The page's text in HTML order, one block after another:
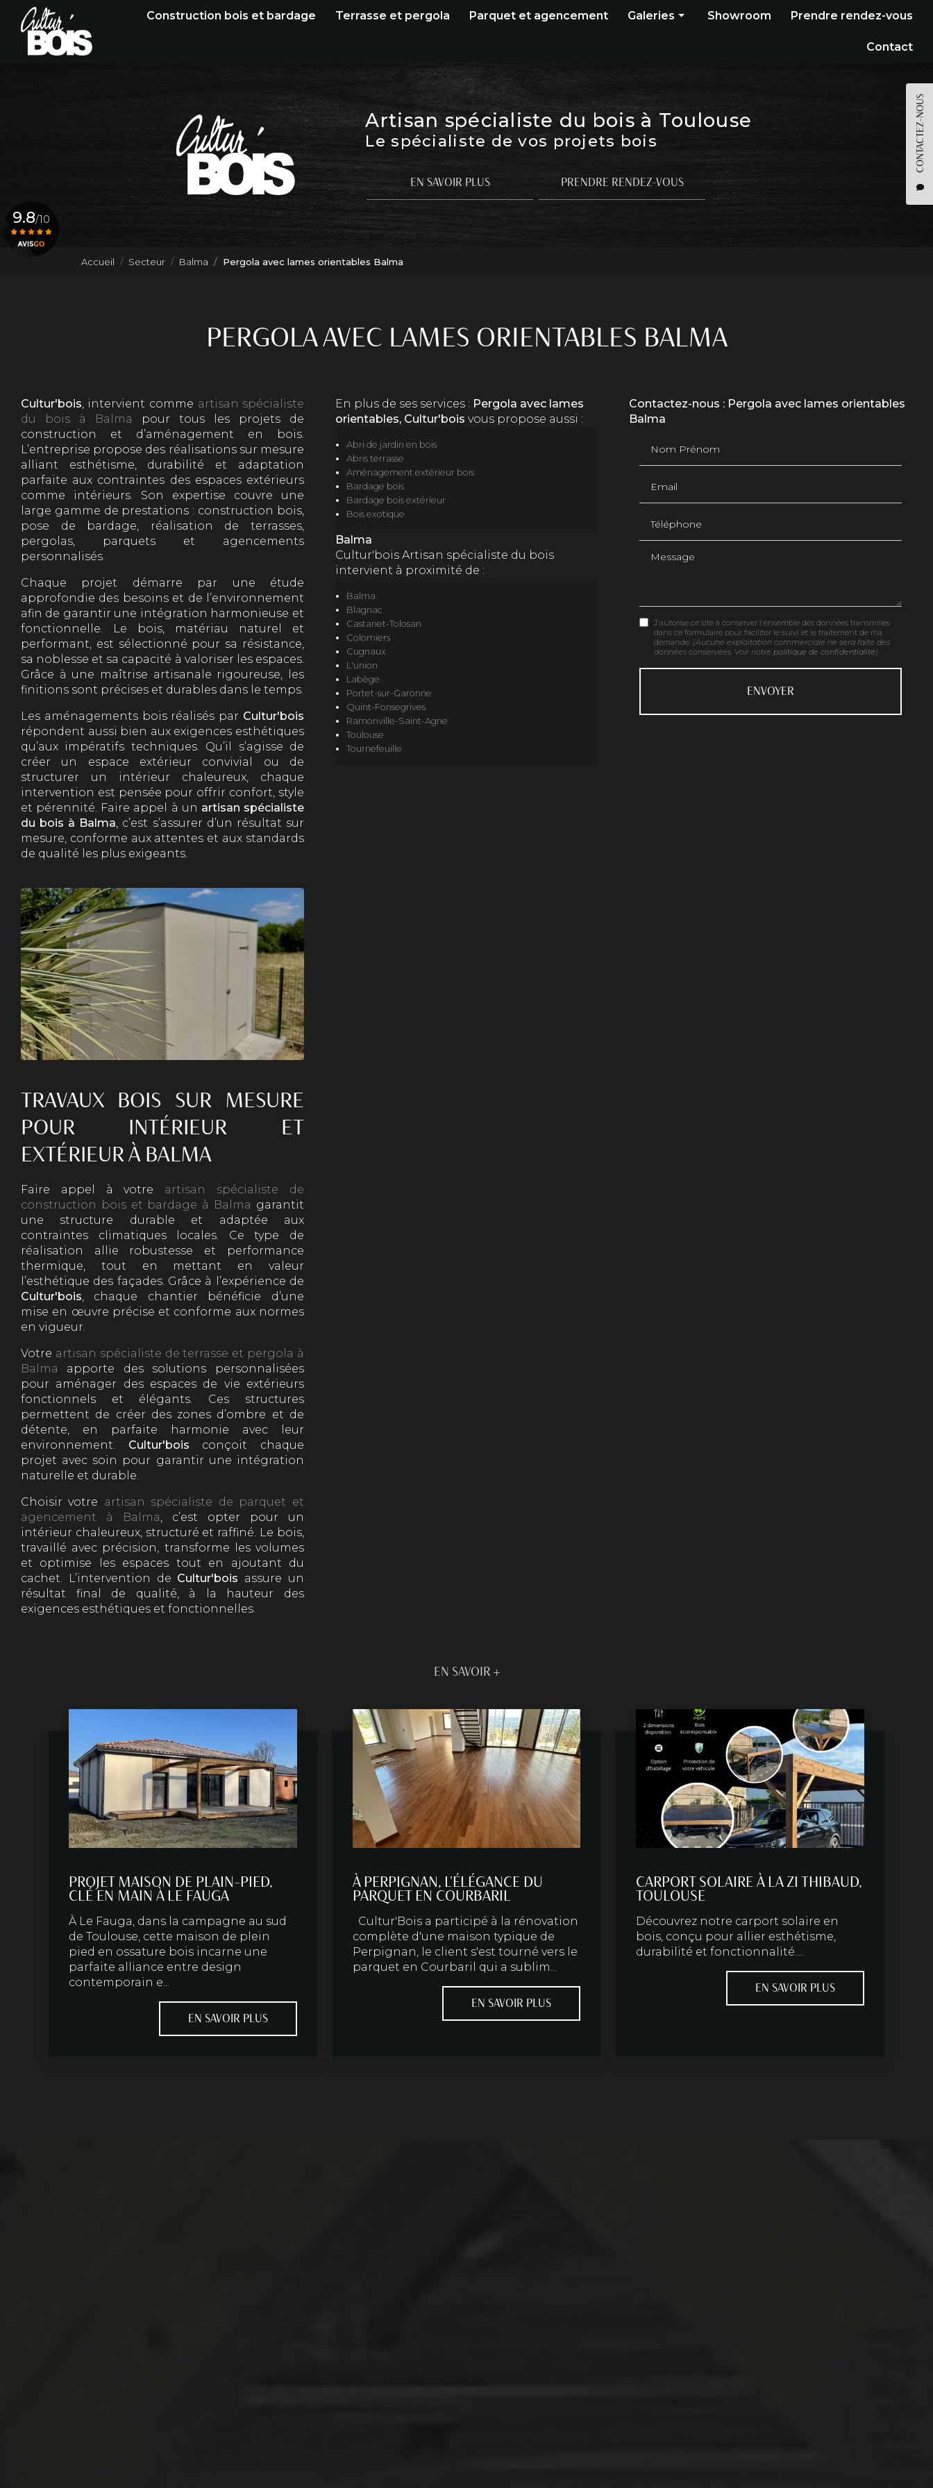
contenu
principal
CONTACTEZ-NOUS
Construction bois et bardage Terrasse et pergola Parquet et agencement Galeries
Pergola
Parquet
Showroom Prendre rendez-vous
Contact
Artisan spécialiste du bois à Toulouse
Le spécialiste de vos projets bois
EN SAVOIR PLUS PRENDRE RENDEZ-VOUS
9.8/10
Accueil Secteur Balma Pergola avec lames orientables Balma
PERGOLA AVEC LAMES ORIENTABLES BALMA
Cultur'bois, intervient comme artisan spécialiste
du bois à Balma
pour tous les projets de
construction et d’aménagement en bois.
L’entreprise propose des réalisations sur mesure
alliant esthétisme, durabilité et adaptation
parfaite aux contraintes des espaces extérieurs
comme intérieurs. Son expertise couvre une
large gamme de prestations : construction bois,
pose de bardage, réalisation de terrasses,
pergolas, parquets et agencements
personnalisés.
Chaque projet démarre par une étude
approfondie des besoins et de l’environnement
afin de garantir une intégration harmonieuse et
fonctionnelle. Le bois, matériau naturel et
performant, est sélectionné pour sa résistance,
sa noblesse et sa capacité à valoriser les espaces.
Grâce à une maîtrise artisanale rigoureuse, les
finitions sont précises et durables dans le temps.
Les aménagements bois réalisés par Cultur'bois
répondent aussi bien aux exigences esthétiques
qu’aux impératifs techniques. Qu’il s’agisse de
créer un espace extérieur convivial ou de
structurer un intérieur chaleureux, chaque
intervention est pensée pour offrir confort, style
et pérennité. Faire appel à un artisan spécialiste
du bois à Balma, c’est s’assurer d’un résultat sur
mesure, conforme aux attentes et aux standards
de qualité les plus exigeants.
TRAVAUX BOIS SUR MESURE
POUR INTÉRIEUR ET
EXTÉRIEUR À BALMA
Faire appel à votre artisan spécialiste de
construction bois et bardage à Balma garantit
une structure durable et adaptée aux
contraintes climatiques locales. Ce type de
réalisation allie robustesse et performance
thermique, tout en mettant en valeur
l’esthétique des façades. Grâce à l’expérience de
Cultur'bois , chaque chantier bénéficie d’une
mise en œuvre précise et conforme aux normes
en vigueur.
Votre artisan spécialiste de terrasse et pergola à
Balma
apporte des solutions personnalisées
pour aménager des espaces de vie extérieurs
fonctionnels et élégants. Ces structures
permettent de créer des zones d’ombre et de
détente, en parfaite harmonie avec leur
environnement. Cultur'bois conçoit chaque
projet avec soin pour garantir une intégration
naturelle et durable.
Choisir votre artisan spécialiste de parquet et
agencement à Balma
, c’est opter pour un
intérieur chaleureux, structuré et raffiné. Le bois,
travaillé avec précision, transforme les volumes
et optimise les espaces tout en ajoutant du
cachet. L’intervention de Cultur'bois assure un
résultat final de qualité, à la hauteur des
exigences esthétiques et fonctionnelles.
En plus de ses services : Pergola avec lames
orientables, Cultur'bois vous propose aussi :
Abri de jardin en bois
Abris terrasse
Aménagement extérieur bois
Bardage bois
Bardage bois extérieur
Bois exotique
Balma
Cultur'bois Artisan spécialiste du bois
intervient à proximité de :
Balma
Blagnac
Castanet-Tolosan
Colomiers
Cugnaux
L'union
Labège
Portet-sur-Garonne
Quint-Fonsegrives
Ramonville-Saint-Agne
Toulouse
Tournefeuille
Contactez-nous : Pergola avec lames orientables
Balma
Message
J'autorise ce site à conserver l'ensemble des données transmises
dans ce formulaire pour faciliter le suivi et le traitement de ma
demande. (Aucune exploitation commerciale ne sera faite des
données conservées. Voir notre politique de confidentialité )
EN SAVOIR +
PROJET MAISON DE PLAIN-PIED,
CLÉ EN MAIN À LE FAUGA
À Le Fauga, dans la campagne au sud
de Toulouse, cette maison de plein
pied en ossature bois incarne une
parfaite alliance entre design
contemporain e...
EN SAVOIR PLUS
À PERPIGNAN, L'ÉLÉGANCE DU
PARQUET EN COURBARIL
Cultur'Bois a participé à la rénovation
complète d'une maison typique de
Perpignan, le client s'est tourné vers le
parquet en Courbaril qui a sublim...
EN SAVOIR PLUS
CARPORT SOLAIRE À LA ZI THIBAUD,
TOULOUSE
Découvrez notre carport solaire en
bois, conçu pour allier esthétisme,
durabilité et fonctionnalité....
EN SAVOIR PLUS